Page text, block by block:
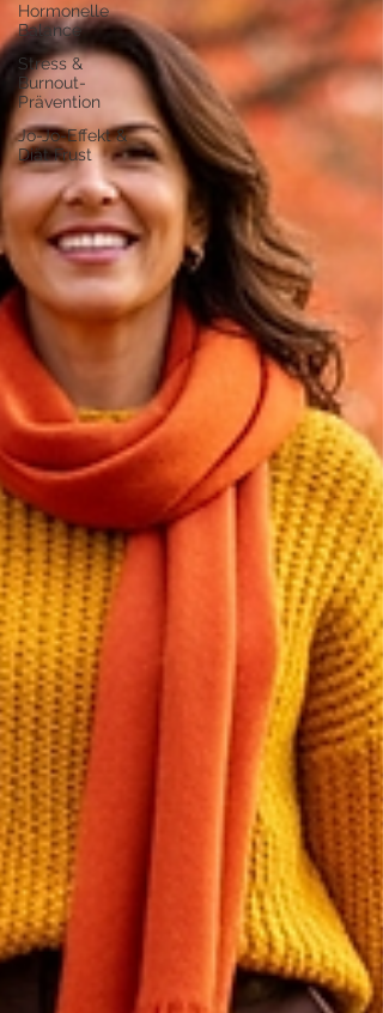
Hormonelle
Balance
Stress &
Burnout-
Prävention
Jo-Jo-Effekt &
Diät Frust